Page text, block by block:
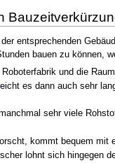
entsprechenden
bauen zu können,
Roboterfabrik und die
es dann auch sehr
sehr viele
kommt bequem mit
lohnt sich hingegen